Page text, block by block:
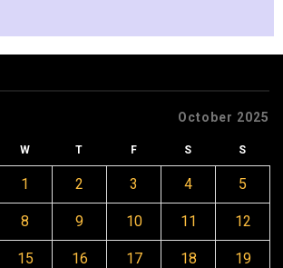
October 2025
W T F S S
1 2 3 4 5
8 9 10 11 12
15 16 17 18 19